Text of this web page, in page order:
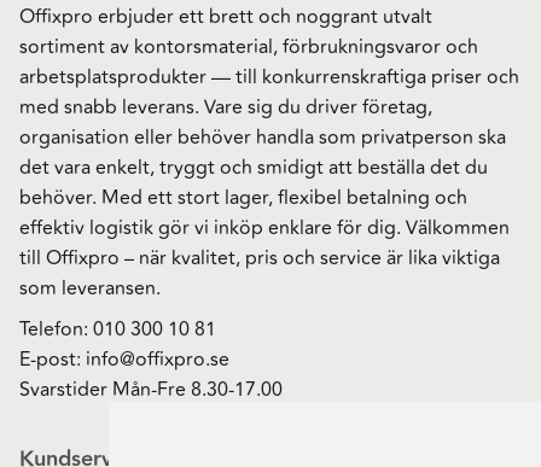
Offixpro erbjuder ett brett och noggrant utvalt
sortiment av kontorsmaterial, förbrukningsvaror och
arbetsplatsprodukter — till konkurrenskraftiga priser och
med snabb leverans. Vare sig du driver företag,
organisation eller behöver handla som privatperson ska
det vara enkelt, tryggt och smidigt att beställa det du
behöver. Med ett stort lager, flexibel betalning och
effektiv logistik gör vi inköp enklare för dig. Välkommen
till Offixpro – när kvalitet, pris och service är lika viktiga
som leveransen.
Telefon: 010 300 10 81
E-post: info@offixpro.se
Svarstider Mån-Fre 8.30-17.00
Kundservice